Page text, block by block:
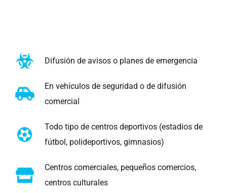
Difusión de avisos o planes de emergencia
En vehículos de seguridad o de difusión
comercial
Todo tipo de centros deportivos (estadios de
fútbol, polideportivos, gimnasios)
Centros comerciales, pequeños comercios,
centros culturales